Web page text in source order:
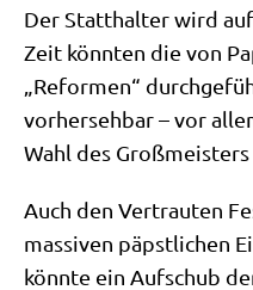
Der Statt­hal­ter wird
Zeit könn­ten die von
„Refor­men“
vor­her­seh­bar – vor
Wahl des
Auch den Ver­trau­ten
mas­si­ven päpst­li­chen
könn­te ein Auf­schub